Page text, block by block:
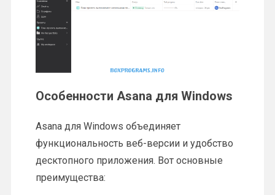
Особенности Asana для Windows
Asana для Windows объединяет
функциональность веб-версии и удобство
десктопного приложения. Вот основные
преимущества: